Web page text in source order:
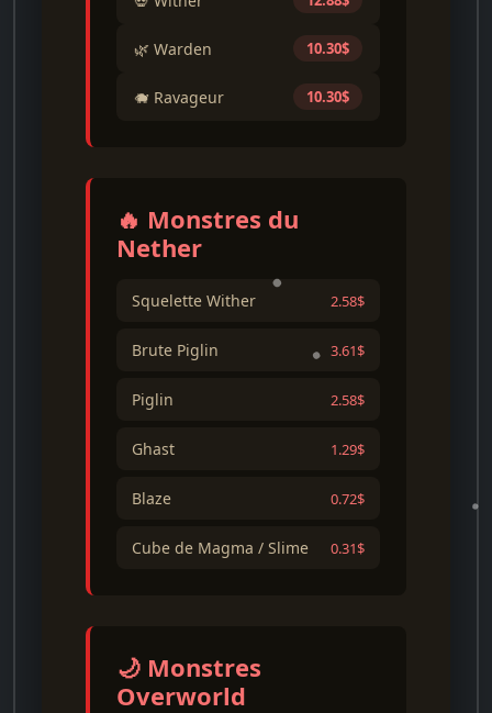
🌿 Warden 10.30$
🐗 Ravageur 10.30$
🔥 Monstres du
Nether
Squelette Wither 2.58$
Brute Piglin 3.61$
Piglin 2.58$
Ghast 1.29$
Blaze 0.72$
Cube de Magma / Slime 0.31$
🌙 Monstres
Overworld